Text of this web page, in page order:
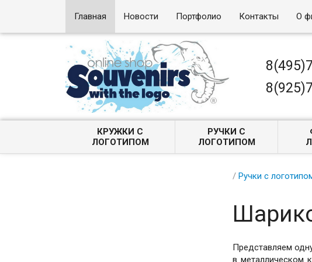
Главная Новости Портфолио Контакты О
КРУЖКИ С
ЛОГОТИПОМ
РУЧКИ С
ЛОГОТИПОМ
/ Ручки с
Представляем
в металлическом